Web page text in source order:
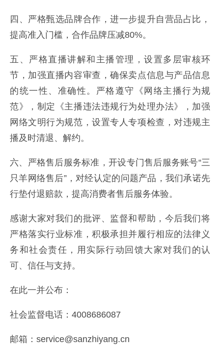
四、严格甄选品牌合作，进一步提升自营品占比，
提高准入门槛，合作品牌压减80%。
五、严格直播讲解和主播管理，设置多层审核环
节，加强直播内容审查，确保卖点信息与产品信息
的统一性、准确性。严格遵守《网络主播行为规
范》，制定《主播违法违规行为处理办法》，加强
网络文明行为规范，设置专人专项检查，对违规主
播及时清退、解约。
六、严格售后服务标准，开设专门售后服务账号“三
只羊网络售后”，对经认定的问题产品，我们承诺先
行垫付退赔款，提高消费者售后服务体验。
感谢大家对我们的批评、监督和帮助，今后我们将
严格落实行业标准，积极承担并履行相应的法律义
务和社会责任，用实际行动回馈大家对我们的认
可、信任与支持。
在此一并公布：
社会监督电话：4008686087
邮箱：service@sanzhiyang.cn